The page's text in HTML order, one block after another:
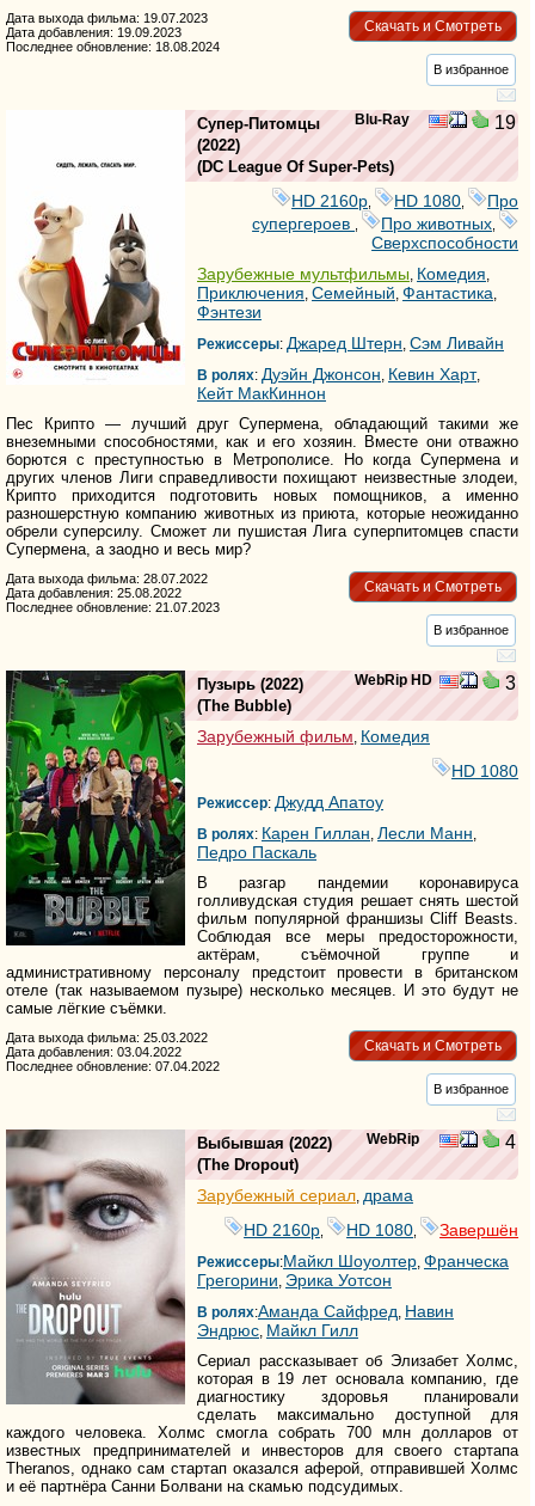
Скачать и Смотреть
Дата выхода фильма: 19.07.2023
Дата добавления: 19.09.2023
Последнее обновление: 18.08.2024
В избранное
Blu-Ray 19
Супер-Питомцы
(2022)
(DC League Of Super-Pets)
HD 2160р, HD 1080,
Про
супергероев , Про животных,
Сверхспособности
Зарубежные мультфильмы, Комедия,
Приключения, Семейный, Фантастика,
Фэнтези
Режиссеры: Джаред Штерн, Сэм Ливайн
В ролях: Дуэйн Джонсон, Кевин Харт,
Кейт МакКиннон
Пес Крипто — лучший друг Супермена, обладающий такими же
внеземными способностями, как и его хозяин. Вместе они отважно
борются с преступностью в Метрополисе. Но когда Супермена и
других членов Лиги справедливости похищают неизвестные злодеи,
Крипто приходится подготовить новых помощников, а именно
разношерстную компанию животных из приюта, которые неожиданно
обрели суперсилу. Сможет ли пушистая Лига суперпитомцев спасти
Супермена, а заодно и весь мир?
Скачать и Смотреть
Дата выхода фильма: 28.07.2022
Дата добавления: 25.08.2022
Последнее обновление: 21.07.2023
В избранное
WebRip HD 3
Пузырь (2022)
(The Bubble)
Зарубежный фильм, Комедия
HD 1080
Режиссер: Джудд Апатоу
В ролях: Карен Гиллан, Лесли Манн,
Педро Паскаль
В разгар пандемии коронавируса
голливудская студия решает снять шестой
фильм популярной франшизы Cliff Beasts.
Соблюдая все меры предосторожности,
актёрам, съёмочной группе и
административному персоналу предстоит провести в британском
отеле (так называемом пузыре) несколько месяцев. И это будут не
самые лёгкие съёмки.
Скачать и Смотреть
Дата выхода фильма: 25.03.2022
Дата добавления: 03.04.2022
Последнее обновление: 07.04.2022
В избранное
WebRip 4
Выбывшая (2022)
(The Dropout)
Зарубежный сериал, драма
HD 2160р
HD 1080 Завершён
Режиссеры:Майкл Шоуолтер, Франческа
Грегорини, Эрика Уотсон
В ролях:Аманда Сайфред, Навин
Эндрюс, Майкл Гилл
Сериал рассказывает об Элизабет Холмс,
которая в 19 лет основала компанию, где
диагностику здоровья планировали
сделать максимально доступной для
каждого человека. Холмс смогла собрать 700 млн долларов от
известных предпринимателей и инвесторов для своего стартапа
Theranos, однако сам стартап оказался аферой, отправившей Холмс
и её партнёра Санни Болвани на скамью подсудимых.